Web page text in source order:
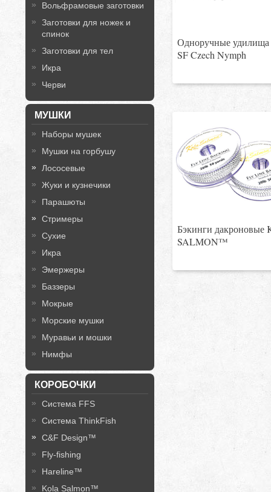
Вольфрамовые заготовки
Заготовки для ножек и
спинок
Заготовки для тел
Икра
Черви
МУШКИ
Наборы мушек
Мушки на горбушу
Лососевые
Жуки и кузнечики
Парашюты
Стримеры
Сухие
Икра
Эмержеры
Баззеры
Мокрые
Морские мушки
Муравьи и мошки
Нимфы
КОРОБОЧКИ
Система FFS
Система ThinkFish
C&F Design™
Fly-fishing
Hareline™
Kola Salmon™
Одноручные удилища
SF Czech Nymph
Бэкинги дакроновые
SALMON™